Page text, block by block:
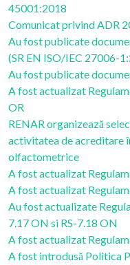
45001:2018
Comunicat privind ADR
Au fost publicate
(SR EN ISO/IEC 27006-
Au fost publicate
A fost actualizat
OR
RENAR organizează
activitatea de acreditare
olfactometrice
A fost actualizat
A fost actualizat
Au fost actualizate
7.17 ON si RS-7.18 ON
A fost actualizat
A fost introdusă Politica